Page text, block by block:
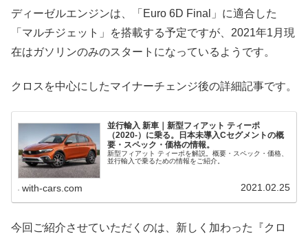
ディーゼルエンジンは、「Euro 6D Final」に適合した
「マルチジェット」を搭載する予定ですが、2021年1月現
在はガソリンのみのスタートになっているようです。
クロスを中心にしたマイナーチェンジ後の詳細記事です。
並行輸入 新車｜新型フィアット ティーポ
（2020-）に乗る。日本未導入Cセグメントの概
要・スペック・価格の情報。
新型フィアット ティーポを解説。概要・スペック・価格、
並行輸入で乗るための情報をご紹介。
with-cars.com 2021.02.25
今回ご紹介させていただくのは、新しく加わった『クロ